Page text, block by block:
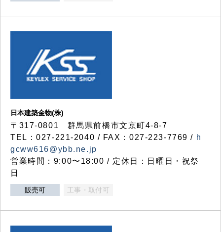
日本建築金物(株)
〒317‐0801 群馬県前橋市文京町4-8-7
TEL：027-221-2040 / FAX：027-223-7769 / h
gcww616@ybb.ne.jp
営業時間：9:00〜18:00 / 定休日：日曜日・祝祭
日
販売可 工事・取付可